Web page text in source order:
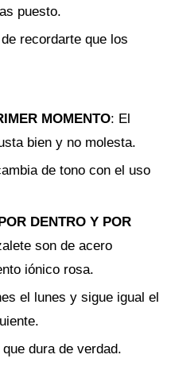
puesto.
recordarte que los
MOMENTO: El
bien y no molesta.
de tono con el uso
DENTRO Y POR
son de acero
iónico rosa.
el lunes y sigue igual el
dura de verdad.